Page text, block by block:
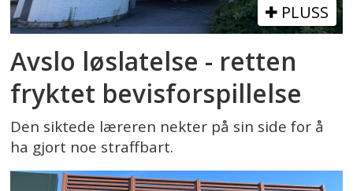
PLUSS
Avslo løslatelse - retten
fryktet bevisforspillelse
Den siktede læreren nekter på sin side for å
ha gjort noe straffbart.